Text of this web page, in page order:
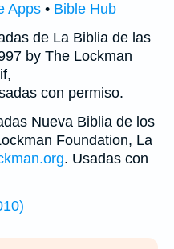
Apps • Bible Hub
de La Biblia de las
by The Lockman
con permiso.
Nueva Biblia de los
Foundation, La
. Usadas con